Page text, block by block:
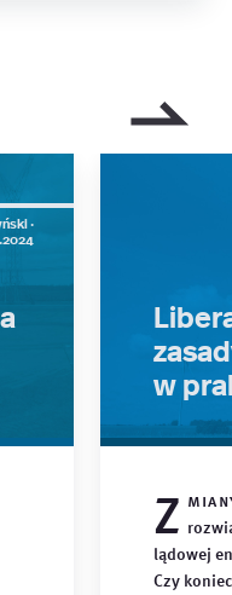
·
w
Z
lądowej
Czy